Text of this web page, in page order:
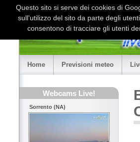
Home Previsioni meteo
Webcams Live!
Sorrento (NA)
Questo sito si serve dei cookies di
sull'utilizzo del sito da parte degli
consentono di tracciare gli utenti